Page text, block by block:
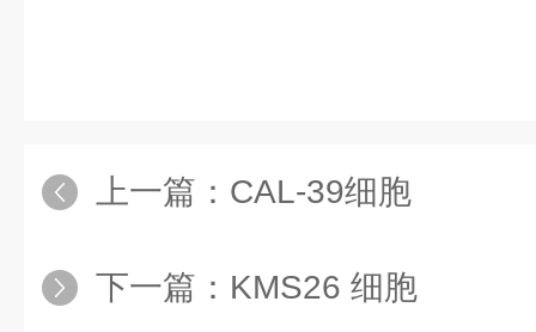
上一篇： CAL-39细胞
下一篇： KMS26 细胞